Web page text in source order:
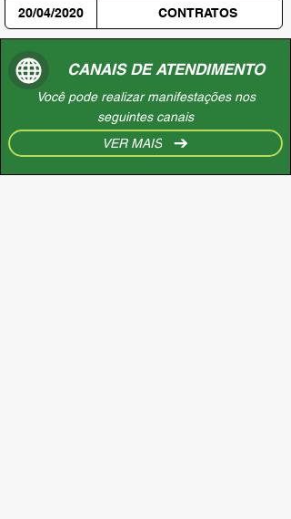
20/04/2020 CONTRATOS
CANAIS DE ATENDIMENTO
Você pode realizar manifestações nos
seguintes canais
VER MAIS